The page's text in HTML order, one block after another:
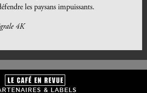
les paysans impuissants.
4K
& LABELS